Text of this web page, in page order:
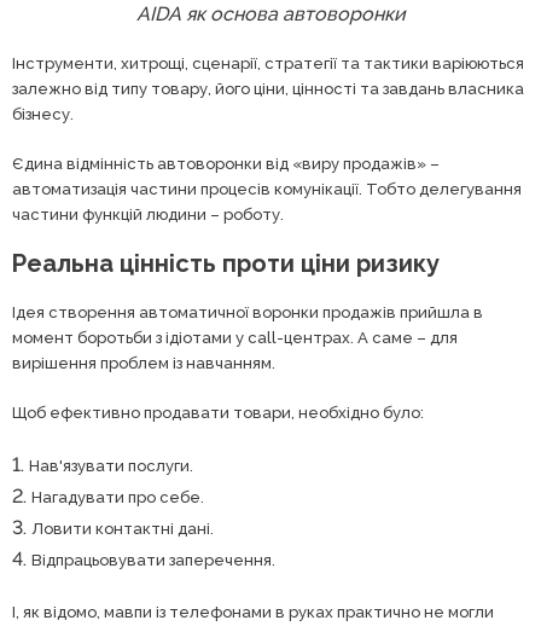
AIDA як основа автоворонки
Інструменти, хитрощі, сценарії, стратегії та тактики варіюються
залежно від типу товару, його ціни, цінності та завдань власника
бізнесу.
Єдина відмінність автоворонки від «виру продажів» –
автоматизація частини процесів комунікації. Тобто делегування
частини функцій людини – роботу.
Реальна цінність проти ціни ризику
Ідея створення автоматичної воронки продажів прийшла в
момент боротьби з ідіотами у call-центрах. А саме – для
вирішення проблем із навчанням.
Щоб ефективно продавати товари, необхідно було:
Нав'язувати послуги.
Нагадувати про себе.
Ловити контактні дані.
Відпрацьовувати заперечення.
І, як відомо, мавпи із телефонами в руках практично не могли